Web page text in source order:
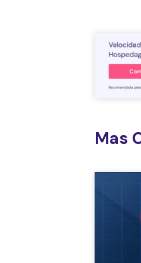
Mas